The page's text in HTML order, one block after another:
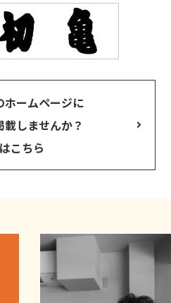
ホームページに
しませんか？
こちら